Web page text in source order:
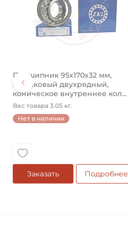
Подшипник 95х170х32 мм,
шариковый двухрядный,
коническое внутреннее кол...
Вес товара 3.05 кг.
Нет в наличии
Заказать Подробнее